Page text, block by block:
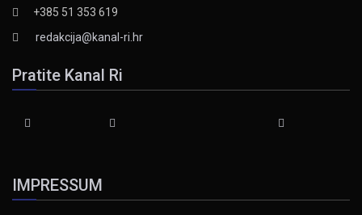
+385 51 353 619
redakcija@kanal-ri.hr
Pratite Kanal Ri
IMPRESSUM